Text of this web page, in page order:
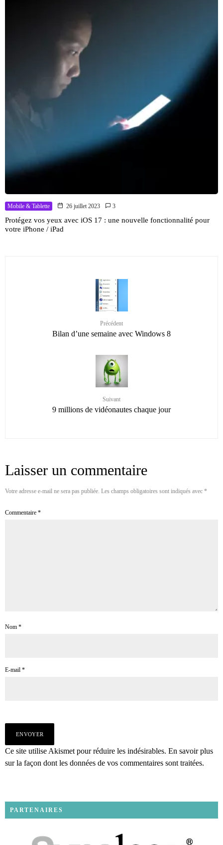
Mobile & Tablette 26 juillet 2023 3
Protégez vos yeux avec iOS 17 : une nouvelle fonctionnalité pour
votre iPhone / iPad
Précédent
Bilan d’une semaine avec Windows 8
Suivant
9 millions de vidéonautes chaque jour
Laisser un commentaire
Votre adresse e-mail ne sera pas publiée. Les champs obligatoires sont indiqués avec *
Commentaire *
Nom *
E-mail *
Ce site utilise Akismet pour réduire les indésirables. En savoir plus
sur la façon dont les données de vos commentaires sont traitées.
PARTENAIRES